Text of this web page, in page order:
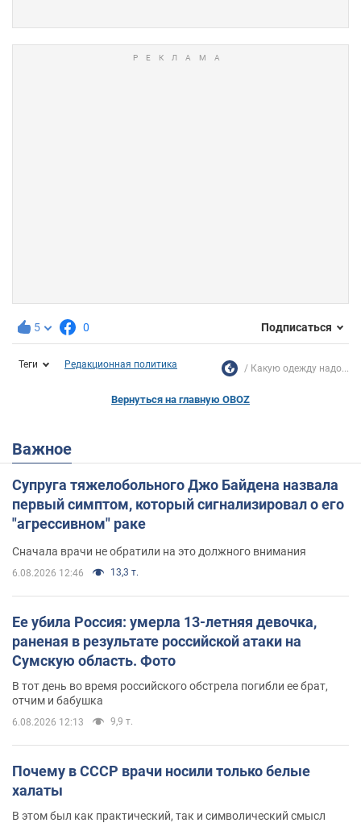
5 0 Подписаться
Теги Редакционная политика Какую одежду надо...
Вернуться на главную OBOZ
Важное
Супруга тяжелобольного Джо Байдена назвала
первый симптом, который сигнализировал о его
"агрессивном" раке
Сначала врачи не обратили на это должного внимания
6.08.2026 12:46 13,3 т.
Ее убила Россия: умерла 13-летняя девочка,
раненая в результате российской атаки на
Сумскую область. Фото
В тот день во время российского обстрела погибли ее брат,
отчим и бабушка
6.08.2026 12:13 9,9 т.
Почему в СССР врачи носили только белые
халаты
В этом был как практический, так и символический смысл